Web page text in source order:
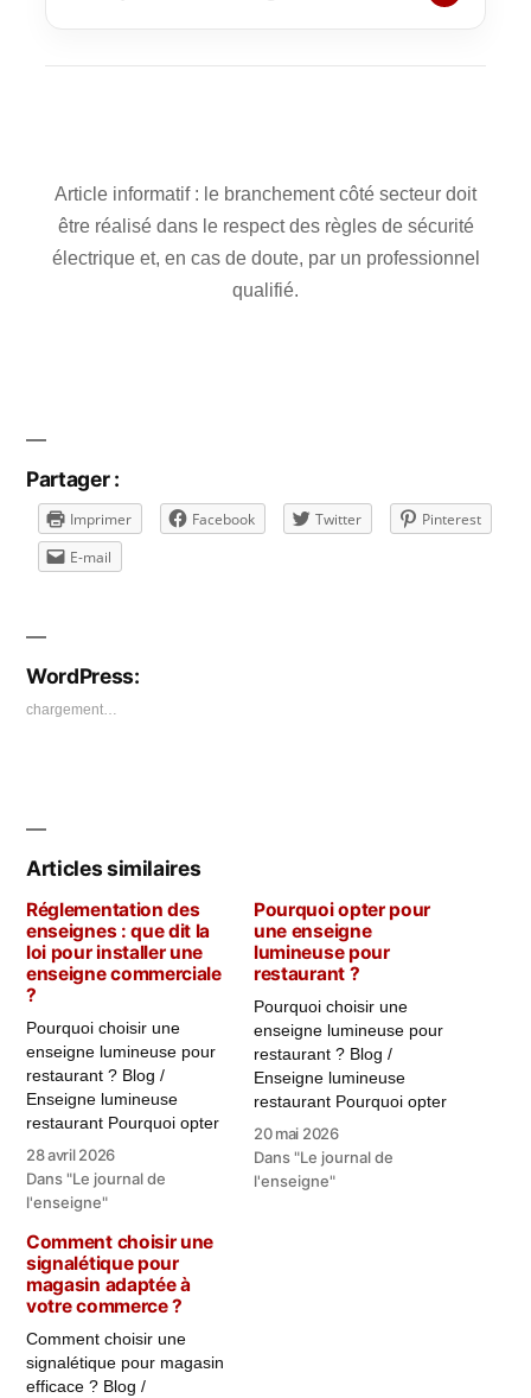
Article informatif : le branchement côté secteur doit
être réalisé dans le respect des règles de sécurité
électrique et, en cas de doute, par un professionnel
qualifié.
Partager :
Imprimer Facebook Twitter
Pinterest
E-mail
WordPress:
chargement…
Articles similaires
Réglementation des
enseignes : que dit la
loi pour installer une
enseigne commerciale
?
Pourquoi choisir une
enseigne lumineuse pour
restaurant ? Blog /
Enseigne lumineuse
restaurant Pourquoi opter
pour une enseigne
lumineuse pour restaurant
? Pour un restaurant, la
visibilité est essentielle. Un
client doit pouvoir vous
repérer facilement depuis
la rue, identifier votre
ambiance et comprendre
immédiatement votre
univers. Enseigne
lumineuse pour…
28 avril 2026
Dans "Le journal de
l'enseigne"
Pourquoi opter pour
une enseigne
lumineuse pour
restaurant ?
Pourquoi choisir une
enseigne lumineuse pour
restaurant ? Blog /
Enseigne lumineuse
restaurant Pourquoi opter
pour une enseigne
lumineuse pour restaurant
? Pour un restaurant, la
visibilité est essentielle. Un
20 mai 2026
Dans "Le journal de
l'enseigne"
Comment choisir une
signalétique pour
magasin adaptée à
votre commerce ?
Comment choisir une
signalétique pour magasin
efficace ? Blog /